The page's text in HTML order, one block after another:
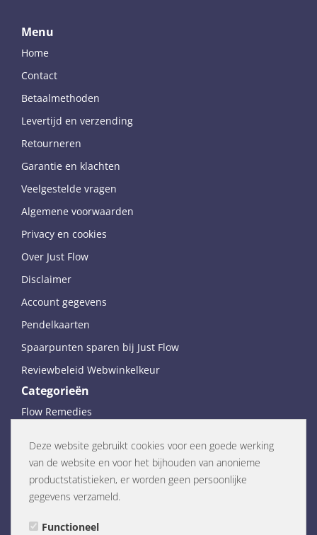
Menu
Home
Contact
Betaalmethoden
Levertijd en verzending
Retourneren
Garantie en klachten
Veelgestelde vragen
Algemene voorwaarden
Privacy en cookies
Over Just Flow
Disclaimer
Account gegevens
Pendelkaarten
Spaarpunten sparen bij Just Flow
Reviewbeleid Webwinkelkeur
Categorieën
Flow Remedies
Edelstenen
Pendels en biotensors
Kaarsen en wierook
Boeken en Orakelkaarten
Deze website gebruikt cookies voor een goede werking
van de website en voor het bijhouden van anonieme
productstatistieken, er worden geen persoonlijke
gegevens verzameld.
Functioneel